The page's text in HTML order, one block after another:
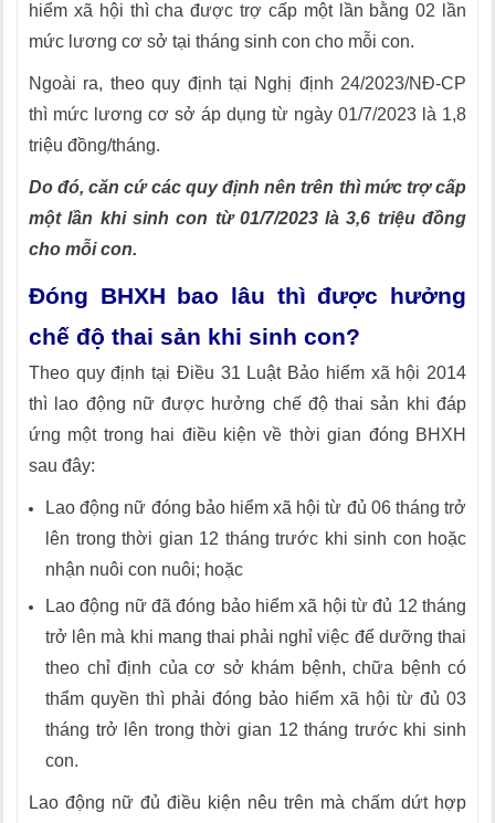
hiểm xã hội thì cha được trợ cấp một lần bằng 02 lần
mức lương cơ sở tại tháng sinh con cho mỗi con.
Ngoài ra, theo quy định tại Nghị định 24/2023/NĐ-CP
thì mức lương cơ sở áp dụng từ ngày 01/7/2023 là 1,8
triệu đồng/tháng.
Do đó, căn cứ các quy định nên trên thì mức trợ cấp
một lần khi sinh con từ 01/7/2023 là 3,6 triệu đồng
cho mỗi con.
Đóng BHXH bao lâu thì được hưởng
chế độ thai sản khi sinh con?
Theo quy định tại Điều 31 Luật Bảo hiểm xã hội 2014
thì lao động nữ được hưởng chế độ thai sản khi đáp
ứng một trong hai điều kiện về thời gian đóng BHXH
sau đây:
Lao động nữ đóng bảo hiểm xã hội từ đủ 06 tháng trở
lên trong thời gian 12 tháng trước khi sinh con hoặc
nhận nuôi con nuôi; hoặc
Lao động nữ đã đóng bảo hiểm xã hội từ đủ 12 tháng
trở lên mà khi mang thai phải nghỉ việc để dưỡng thai
theo chỉ định của cơ sở khám bệnh, chữa bệnh có
thẩm quyền thì phải đóng bảo hiểm xã hội từ đủ 03
tháng trở lên trong thời gian 12 tháng trước khi sinh
con.
Lao động nữ đủ điều kiện nêu trên mà chấm dứt hợp